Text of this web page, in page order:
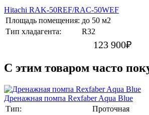
Hitachi RAK-50REF/RAC-50WEF
Площадь помещения: до 50 м2
Тип хладагента:
R32
123 900₽
C этим товаром часто
Дренажная помпа Rexfaber Aqua Blue
Тип:
Проточная